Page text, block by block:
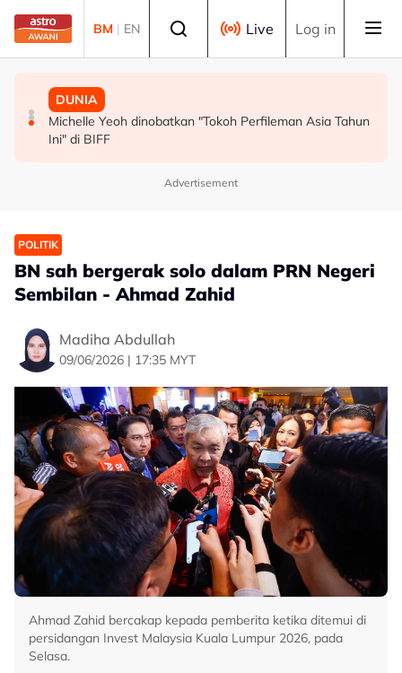
Skip to main content
BM | EN Live Log in
MALAYSIA
Persepsi negatif terhadap Bukit Malut tidak berasaskan
fakta - Ahli Akademik
MALAYSIA
Insiden rempuhan Jalan Ampang: Pendakwaan bantah
permohonan batal pertuduhan bunuh
DUNIA
Michelle Yeoh dinobatkan "Tokoh Perfileman Asia Tahun
Ini" di BIFF
Advertisement
POLITIK
BN sah bergerak solo dalam PRN Negeri
Sembilan - Ahmad Zahid
Madiha Abdullah
09/06/2026 | 17:35 MYT
Ahmad Zahid bercakap kepada pemberita ketika ditemui di
persidangan Invest Malaysia Kuala Lumpur 2026, pada
Selasa.